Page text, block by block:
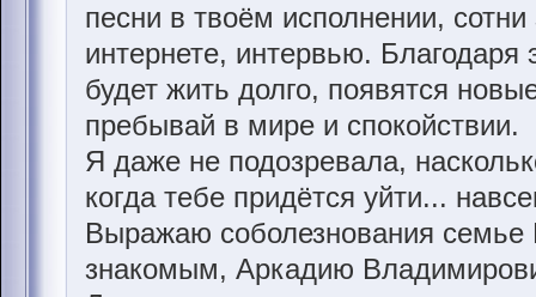
песни в твоём исполнении,
интернете, интервью.
будет жить долго, появятся
пребывай в мире и спокойствии.
Я даже не подозревала,
когда тебе придётся уйти...
Выражаю соболезнования
знакомым, Аркадию